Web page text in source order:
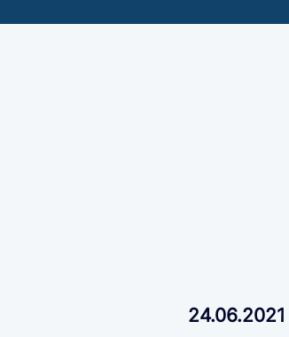
24.06.2021